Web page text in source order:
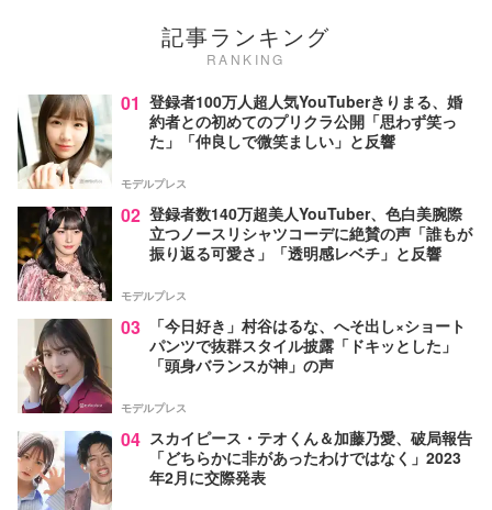
記事ランキング
RANKING
01 登録者100万人超人気YouTuberきりまる、婚
約者との初めてのプリクラ公開「思わず笑っ
た」「仲良しで微笑ましい」と反響
モデルプレス
02 登録者数140万超美人YouTuber、色白美腕際
立つノースリシャツコーデに絶賛の声「誰もが
振り返る可愛さ」「透明感レベチ」と反響
モデルプレス
03
「今日好き」村谷はるな、へそ出し×ショート
パンツで抜群スタイル披露「ドキッとした」
「頭身バランスが神」の声
モデルプレス
04 スカイピース・テオくん＆加藤乃愛、破局報告
「どちらかに非があったわけではなく」2023
年2月に交際発表